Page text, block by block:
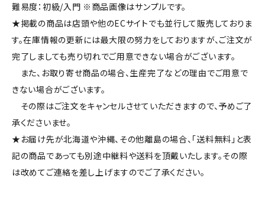
難易度：初級/入門 ※商品画像はサンプルです。
★掲載の商品は店頭や他のECサイトでも並行して販売しておりま
す。在庫情報の更新には最大限の努力をしておりますが、ご注文が
完了しましても売り切れでご用意できない場合がございます。
また、お取り寄せ商品の場合、生産完了などの理由でご用意で
きない場合がございます。
その際はご注文をキャンセルさせていただきますので、予めご了
承くださいませ。
★お届け先が北海道や沖縄、その他離島の場合、「送料無料」と表
記の商品であっても別途中継料や送料を頂戴いたします。その際
は改めてご連絡を差し上げますのでご了承ください。